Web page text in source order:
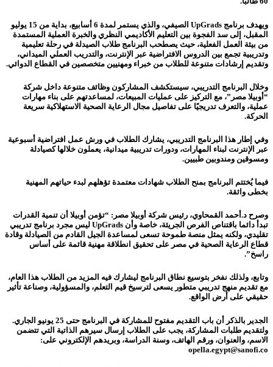
ويهدف برنامج UpGrads الصيفي، والذي يستمر لمدة 6 أسابيع، بداية من 15 يوليو
المقبل، إلى سد الفجوة بين التعليم الأكاديمي النظري والخبرة العملية المستمدة
من بيئة العمل الفعلية، حيث يصطحب البرنامج طلاب الصيدلة في رحلة تعليمية
وتدريبية تجمع بين الدروس الافتراضية عبر الإنترنت، والتدريب العملي الميداني،
وتقديم إرشادات متنوعة للطلاب من خبراء ومهنيين متخصصين في القطاع الدوائي.
وخلال البرنامج التدريبي، سيستكشف المشاركون وظائف متنوعة داخل شركة
“أوبيلا مصر”، مع التركيز على عمليات المبيعات، لمساعدتهم على بناء مهارات
عملية، والتعرف تدريجيًا على تفاصيل مجال الرعاية الصحية الاستهلاكية سريعة
الحركة.
وفي إطار هذا البرنامج التدريبي، يشارك الطلاب في ورش عمل افتراضية أسبوعية
عبر الإنترنت لبناء المهارات، ودورات تدريبية ميدانية، يعملون خلالها كصيادلة
ومسوقين ومندوبين طبيين.
فيما يُختتم البرنامج بمنح الطلاب شهادات معتمدة تؤهلهم لبدء حياتهم المهنية
بخطى واثقة.
وصرح د.أحمد القمحاوي، رئيس شركة أوبيلا مصر: “تؤمن أوبيلا أن تنمية القدرات
تبدأ دائما باقتناص الفرص الجريئة، خاصة وأن UpGrads ليس مجرد برنامج تدريبي
تقليدي، ولكنه يمثل منصة طموحة تسعى لمساعدة الجيل القادم من الصيادلة وقادة
قطاع الرعاية الصحية في مصر على تحقيق انطلاقة مهنية قائمة على أساس
راسخ”.
وتابع، ولذلك نفخر بتوسيع نطاق البرنامج ليشارك فيه المزيد من الطلاب هذا العام،
مع تقديم منهج تدريبي متطور يسعى لترسيخ قيم التعلم، والمسؤولية، وصناعة تأثير
حقيقي على أرض الواقع.
الجدير بالذكر أن باب التقديم مفتوح للمشاركة في البرنامج حتى 25 يونيو الجاري.
ولتقديم طلبات المشاركة، يجب على الطلاب إرسال سيرهم الذاتية التي تتضمن
الاسم، والعنوان، ورقم الهاتف، وسنة الدراسة، وبريدهم الإلكتروني على:
opella.egypt@sanofi.co